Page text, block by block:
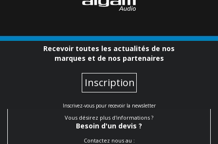
Recevoir toutes les actualités de nos
marques et de nos partenaires
Inscription
Inscrivez-vous pour recevoir la newsletter
Vous désirez plus d'informations ?
Besoin d'un devis ?
Contactez nous au :